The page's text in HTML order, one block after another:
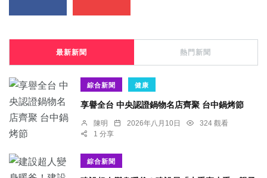
最新新聞 熱門新聞
綜合新聞 健康
享譽全台 中央認證鍋物名店齊聚 台中鍋烤節
陳明 2026年八月10日
324 觀看
1 分享
綜合新聞